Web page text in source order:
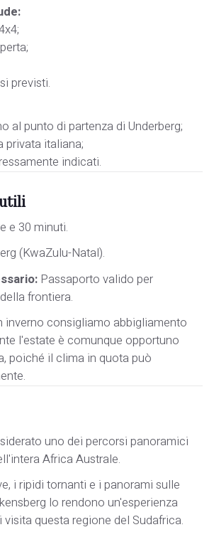
previsti.
al punto di partenza di Underberg;
privata italiana;
indicati.
e 30 minuti.
(KwaZulu-Natal).
Passaporto valido per
frontiera.
inverno consigliamo abbigliamento
l'estate è comunque opportuno
poiché il clima in quota può
uno dei percorsi panoramici
Africa Australe.
i ripidi tornanti e i panorami sulle
lo rendono un'esperienza
questa regione del Sudafrica.